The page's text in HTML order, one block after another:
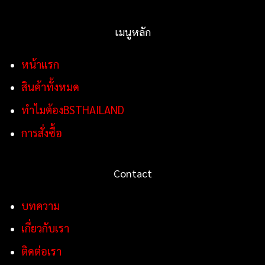
เมนูหลัก
หน้าแรก
สินค้าทั้งหมด
ทำไมต้องBSTHAILAND
การสั่งซื้อ
Contact
บทความ
เกี่ยวกับเรา
ติดต่อเรา